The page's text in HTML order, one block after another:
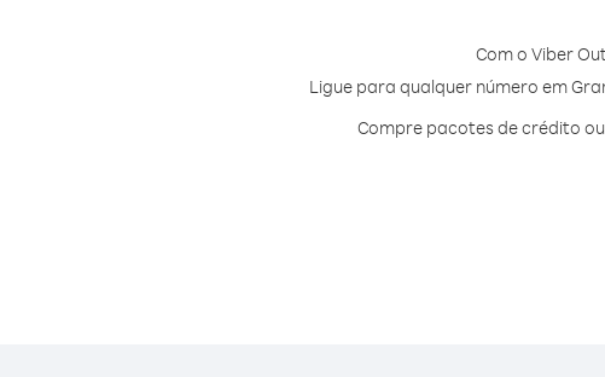
Com o Viber
Ligue para qualquer número em
Compre pacotes de crédito